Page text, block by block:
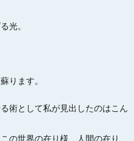
光。
ります。
術として私が見出したのはこん
の世界の在り様、人間の在り